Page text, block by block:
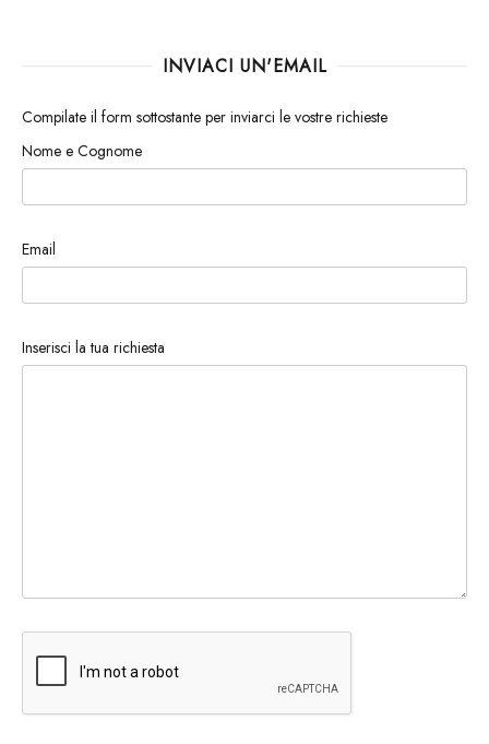
INVIACI UN'EMAIL
Compilate il form sottostante per inviarci le vostre richieste
Nome e Cognome
Email
Inserisci la tua richiesta